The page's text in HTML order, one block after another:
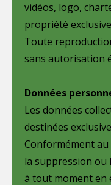
vidéos, logo,
propriété
Toute
sans autorisation
Données
Les données
destinées
Conformément au
la suppression ou
à tout moment en